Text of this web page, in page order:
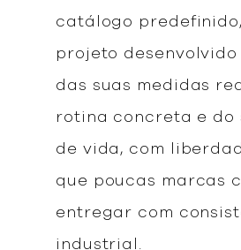
catálogo
projeto
das suas medidas
rotina concreta e do
de vida, com
que poucas marcas
entregar com
industrial.